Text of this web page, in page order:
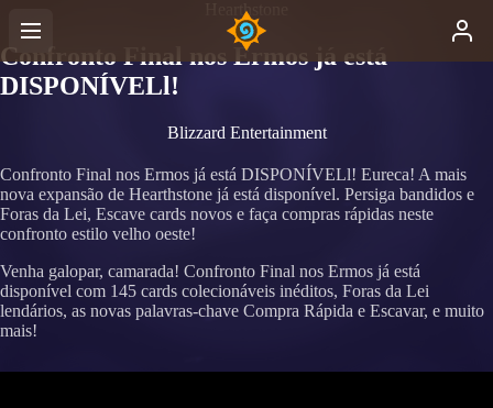
Hearthstone
Confronto Final nos Ermos já está
DISPONÍVELl!
Blizzard Entertainment
Confronto Final nos Ermos já está DISPONÍVELl! Eureca! A mais
nova expansão de Hearthstone já está disponível. Persiga bandidos e
Foras da Lei, Escave cards novos e faça compras rápidas neste
confronto estilo velho oeste!
Venha galopar, camarada! Confronto Final nos Ermos já está
disponível com 145 cards colecionáveis inéditos, Foras da Lei
lendários, as novas palavras-chave Compra Rápida e Escavar, e muito
mais!